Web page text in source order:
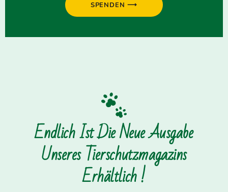
SPENDEN ⟶
Endlich Ist Die Neue Ausgabe
Unseres Tierschutzmagazins
Erhältlich !